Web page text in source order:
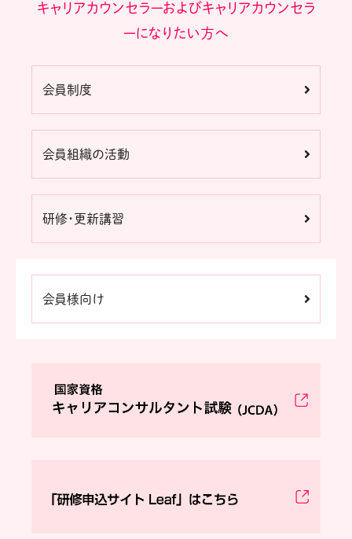
キャリアカウンセラーおよびキャリアカウンセラ
ーになりたい方へ
会員制度
会員組織の活動
研修・更新講習
会員様向け